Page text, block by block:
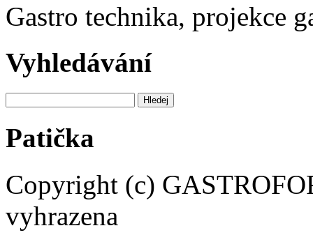
Gastro technika, projekce
Vyhledávání
Patička
Copyright (c)
vyhrazena